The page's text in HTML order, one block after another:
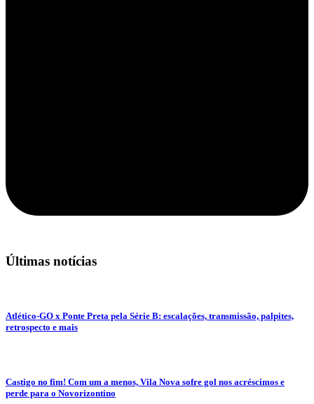
Últimas notícias
Atlético-GO x Ponte Preta pela Série B: escalações, transmissão, palpites,
retrospecto e mais
Castigo no fim! Com um a menos, Vila Nova sofre gol nos acréscimos e
perde para o Novorizontino